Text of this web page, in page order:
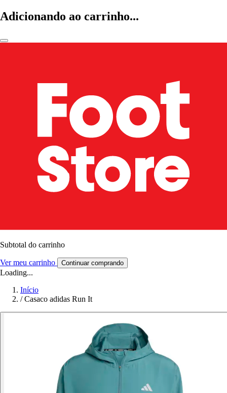
Adicionando ao carrinho...
Subtotal do carrinho
Ver meu carrinho Continuar comprando
Loading...
Início
/ Casaco adidas Run It